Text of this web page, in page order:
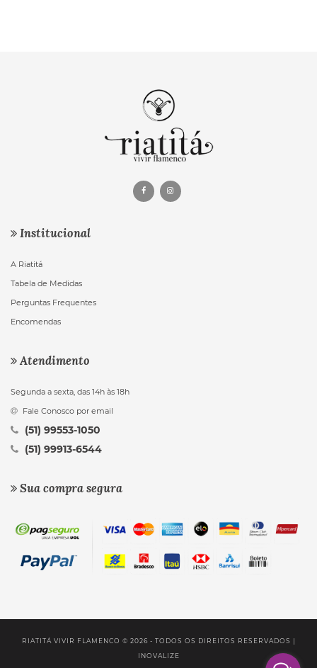
Institucional
A Riatitá
Tabela de Medidas
Perguntas Frequentes
Encomendas
Atendimento
Segunda a sexta, das 14h às 18h
Fale Conosco por email
(51) 99553-1050
(51) 99913-6544
Sua compra segura
RIATITÁ VIVIR FLAMENCO © 2026 - TODOS OS DIREITOS RESERVADOS |
INOVALIZE